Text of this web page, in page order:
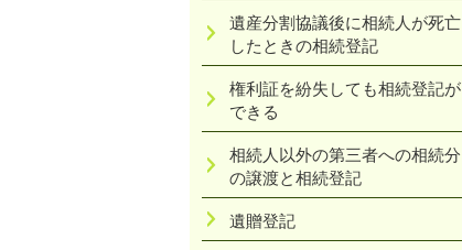
遺産分割協議後に相続人が死亡
したときの相続登記
権利証を紛失しても相続登記が
できる
相続人以外の第三者への相続分
の譲渡と相続登記
遺贈登記